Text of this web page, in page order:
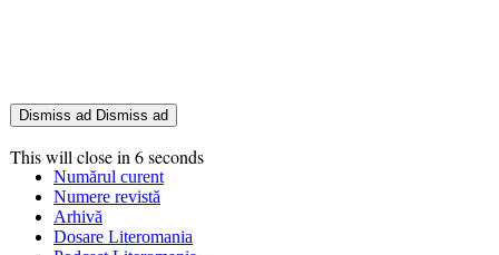
Dismiss ad Dismiss ad
This will close in 6seconds
Numărul curent
Numere revistă
Arhivă
Dosare Literomania